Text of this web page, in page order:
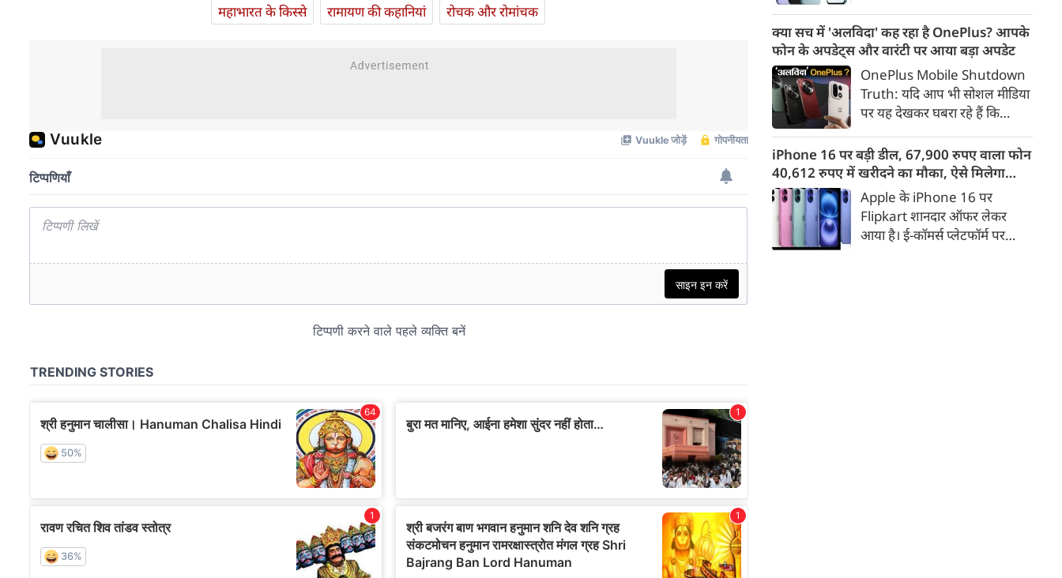
महाभारत के किस्से
रामायण की कहानियां रोचक और रोमांचक
डिस्प्ले, 8,000mAh की बड़ी बैटरी
और Qualcomm Snapdragon
चिपसेट के साथ पेश किया है। फोन में
50MP का मेन कैमरा दिया गया है।
इसके अलावा Redmi Note 17 में
Corning Gorilla Glass 7i
प्रोटेक्शन, IP65 रेटिंग और मजबूत
चेसिस जैसे फीचर्स मिलते हैं।
क्या सच में 'अलविदा' कह रहा है OnePlus? आपके
फोन के अपडेट्स और वारंटी पर आया बड़ा अपडेट
OnePlus Mobile Shutdown
Truth: यदि आप भी सोशल मीडिया
पर यह देखकर घबरा रहे हैं कि
तो थोड़ा ठहरिए! टेक वर्ल्ड में किसी
समय 'फ्लैगशिप किलर' के नाम से
मशहूर इस ब्रांड को लेकर इंटरनेट पर
लगातार कयासबाजी का दौर जारी है।
iPhone 16 पर बड़ी डील, 67,900 रुपए वाला फोन
40,612 रुपए में खरीदने का मौका, ऐसे मिलेगा
डिस्काउंट
Apple के iPhone 16 पर
Flipkart शानदार ऑफर लेकर
आया है। ई-कॉमर्स प्लेटफॉर्म पर